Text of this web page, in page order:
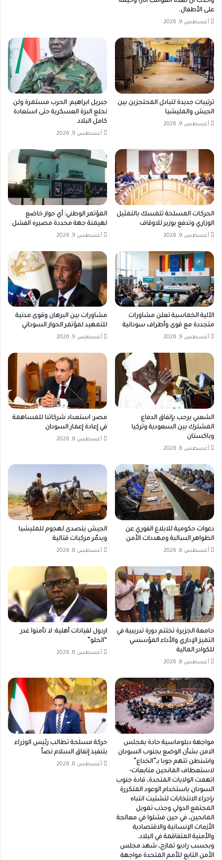
على الأطفال.
أغسطس 9, 2026
ترتيبات جديدة لتبادل المحتجزين بين
الجيش والمليشيا
أغسطس 9, 2026
جبريل ابراهيم: الحرب مستمرة ولن
نحلع البزة العسكرية حتى استعادة
كامل البلاد
أغسطس 9, 2026
الحركات المسلحة تتمسك بالتمثيل
الوزاري وتدفع بوزير للاوقاف
أغسطس 9, 2026
المؤتمر الوطني: أي حوار خاضع
لهيمنة جهة محددة مصيره الفشل
أغسطس 9, 2026
الآلية الخماسية تعلن مشاورات
متجددة مع قوى وأطراف سودانية
أغسطس 9, 2026
مشاورات بين البرهان وقوى مدنية
للتمهيد لمؤتمر الحوار السوداني
أغسطس 9, 2026
الشعبي يرحب بإتفاق الدفاع
المشترك بين السعودية وتركيا
وباكستان
أغسطس 8, 2026
مصر: استعداد شركاتنا للمساهمة
في إعادة إعمار السودان
أغسطس 8, 2026
دعوات حكومية للابلاغ الفوري عن
الظواهر السالبة ومهددات الأمن
أغسطس 8, 2026
الجيش يتصدى لهجوم للمليشيا
ويدمّر مركبات قتالية
أغسطس 8, 2026
جامعة الجزيرة تختتم دورة تدريبية في
التميز الإداري والأداء المؤسسي
للكوادر المالية
أغسطس 8, 2026
اردول لقيادات أهلية: لا تأمنوا غدر
“الحلو”
أغسطس 8, 2026
مواجهة دبلوماسية حادة بمجلس
الامن بشأن الوضع بجنوب السودان
واشنطن تتهم جوبا بـ”الخداع”
لاستعطاف المانحين متابعات-
اتهمت الولايات المتحدة، قادة جنوب
السودان باستخدام الوعود المتكررة
بإجراء الانتخابات لتشتيت انتباه
المجتمع الدولي وجذب تمويل
المانحين، في حين فشلوا في معالجة
الأزمات الإنسانية والاقتصادية
والأمنية المتفاقمة في البلاد.
وبحسب راديو تمازج، شهد مجلس
الأمن التابع للأمم المتحدة مواجهة
حركة مسلحة تطالب رئيس الوزراء
بتنفيذ إتفاق السلام نصاً
أغسطس 8, 2026